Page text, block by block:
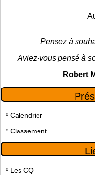
Pensez à
Aviez-vous pensé à
Robert
ºCalendrier
ºClassement
º Les CQ